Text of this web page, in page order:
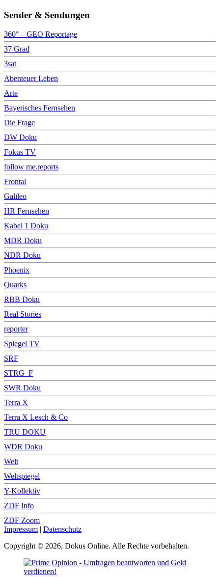
Sender & Sendungen
360° – GEO Reportage
37 Grad
3sat
Abenteuer Leben
Arte
Bayerisches Fernsehen
Die Frage
DW Doku
Fokus TV
follow me.reports
Frontal
Galileo
HR Fernsehen
Kabel 1 Doku
MDR Doku
NDR Doku
Phoenix
Quarks
RBB Doku
Real Stories
reporter
Spiegel TV
SRF
STRG_F
SWR Doku
Terra X
Terra X Lesch & Co
TRU DOKU
WDR Doku
Welt
Weltspiegel
Y-Kollektiv
ZDF Info
ZDF Zoom
Impressum | Datenschutz
Copyright © 2026, Dokus Online. Alle Rechte vorbehalten.